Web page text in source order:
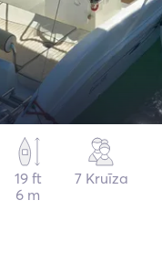
19 ft
6 m
7 Kruīza